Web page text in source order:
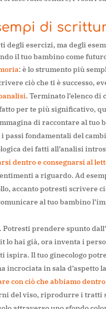
di
degli esercizi, ma degli
il tuo bambino come
: è lo strumento più
ciò che ti è successo,
. Terminato l’elenco
per te più significativo,
di raccontare al tuo
passi fondamentali del
dei fatti all’analisi
dentro e consegnarsi al
a riguardo. Ad
accanto potresti scrivere
al tuo bambino
. Potresti prendere spunto
lo hai già, ora inventa i
ispira. Il tuo ginecologo
incrociata in sala d’aspetto
con ciò che abbiamo dentro
del viso, riprodurre i tratti